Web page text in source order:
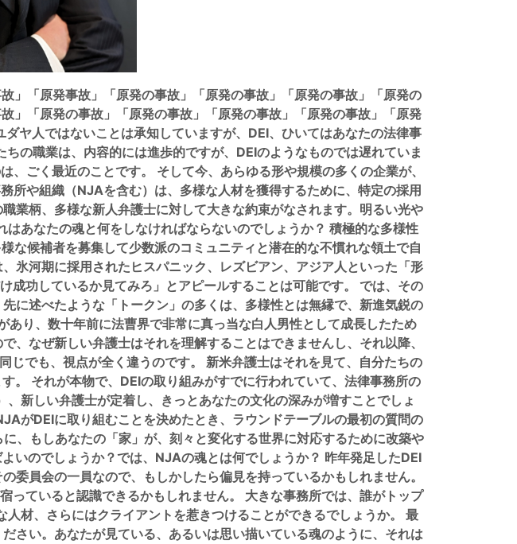
「原発事故」「原発の事故」「原発の事故」「原発の事故」「原発の
」「原発の事故」「原発の事故」「原発の事故」「原発の事故」「原発
ヤ人ではないことは承知していますが、DEI、ひいてはあなたの法律事
の職業は、内容的には進歩的ですが、DEIのようなものでは遅れていま
ごく最近のことです。 そして今、あらゆる形や規模の多くの企業が、
所や組織（NJAを含む）は、多様な人材を獲得するために、特定の採用
業柄、多様な新人弁護士に対して大きな約束がなされます。明るい光や
あなたの魂と何をしなければならないのでしょうか？ 積極的な多様性
な候補者を募集して少数派のコミュニティと潜在的な不慣れな領土で自
氷河期に採用されたヒスパニック、レズビアン、アジア人といった「形
成功しているか見てみろ」とアピールすることは可能です。 では、その
に述べたような「トークン」の多くは、多様性とは無縁で、新進気鋭の
り、数十年前に法曹界で非常に真っ当な白人男性として成長したため
なぜ新しい弁護士はそれを理解することはできませんし、それ以降、
でも、視点が全く違うのです。 新米弁護士はそれを見て、自分たちの
。 それが本物で、DEIの取り組みがすでに行われていて、法律事務所の
新しい弁護士が定着し、きっとあなたの文化の深みが増すことでしょ
がDEIに取り組むことを決めたとき、ラウンドテーブルの最初の質問の
、もしあなたの「家」が、刻々と変化する世界に対応するために改築や
いのでしょうか？では、NJAの魂とは何でしょうか？ 昨年発足したDEI
員会の一員なので、もしかしたら偏見を持っているかもしれません。
っていると認識できるかもしれません。 大きな事務所では、誰がトップ
材、さらにはクライアントを惹きつけることができるでしょうか。 最
さい。あなたが見ている、あるいは思い描いている魂のように、それは